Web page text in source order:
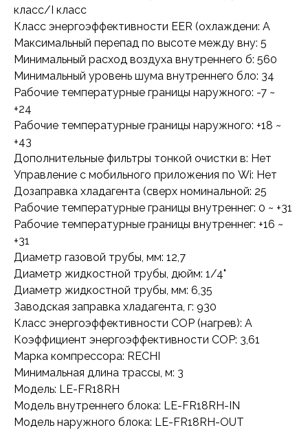
класс/I класс
Класс энергоэффективности EER (охлаждени: A
Максимальный перепад по высоте между вну: 5
Минимальный расход воздуха внутреннего б: 560
Минимальный уровень шума внутреннего бло: 34
Рабочие температурные границы наружного: -7 ~
+24
Рабочие температурные границы наружного: +18 ~
+43
Дополнительные фильтры тонкой очистки в: Нет
Управление c мобильного приложения по Wi: Нет
Дозаправка хладагента (сверх номинальной: 25
Рабочие температурные границы внутреннег: 0 ~ +31
Рабочие температурные границы внутреннег: +16 ~
+31
Диаметр газовой трубы, мм: 12,7
Диаметр жидкостной трубы, дюйм: 1/4"
Диаметр жидкостной трубы, мм: 6,35
Заводская заправка хладагента, г: 930
Класс энергоэффективности COP (нагрев): A
Коэффициент энергоэффективности COP: 3,61
Марка компрессора: RECHI
Минимальная длина трассы, м: 3
Модель: LE-FR18RH
Модель внутреннего блока: LE-FR18RH-IN
Модель наружного блока: LE-FR18RH-OUT